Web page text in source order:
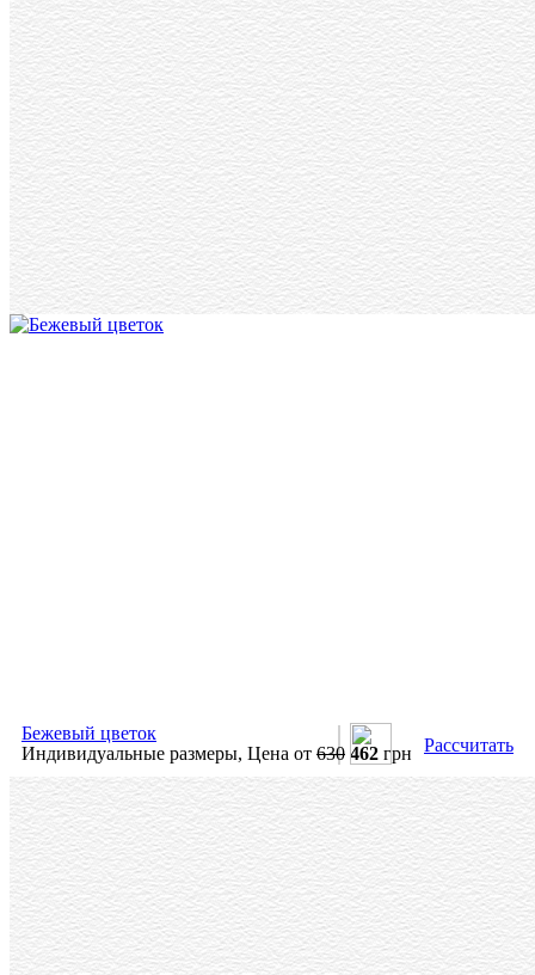
Бежевый цветок
Индивидуальные размеры, Цена от 630 462 грн Рассчитать